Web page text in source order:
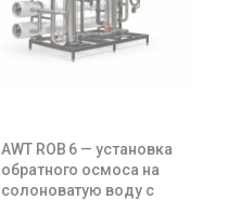
AWT ROB 6 — установка
обратного осмоса на
солоноватую воду с